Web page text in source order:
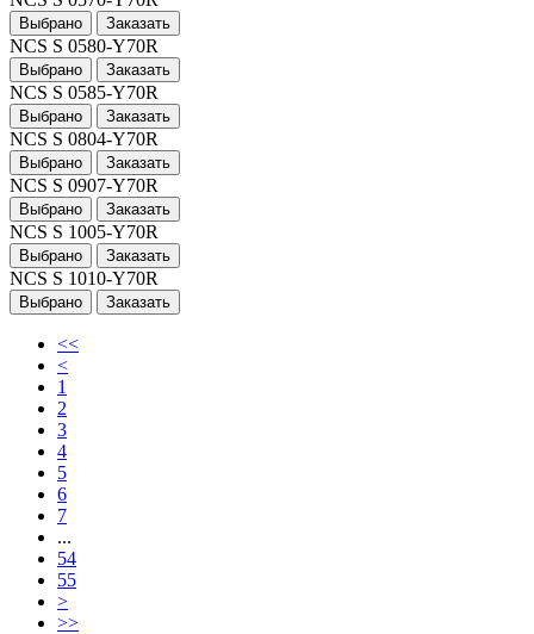
Выбрано Заказать
NCS S 0580-Y70R
Выбрано Заказать
NCS S 0585-Y70R
Выбрано Заказать
NCS S 0804-Y70R
Выбрано Заказать
NCS S 0907-Y70R
Выбрано Заказать
NCS S 1005-Y70R
Выбрано Заказать
NCS S 1010-Y70R
Выбрано Заказать
<<
<
1
2
3
4
5
6
7
...
54
55
>
>>